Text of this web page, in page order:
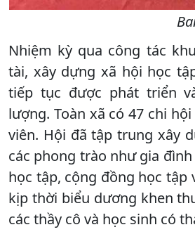
Nhiệm kỳ qua công tác
tài, xây dựng xã hội học
tiếp tục được phát triển
lượng. Toàn xã có 47 chi
viên. Hội đã tập trung xây
các phong trào như gia
học tập, cộng đồng học tập
kịp thời biểu dương khen
các thầy cô và học sinh có